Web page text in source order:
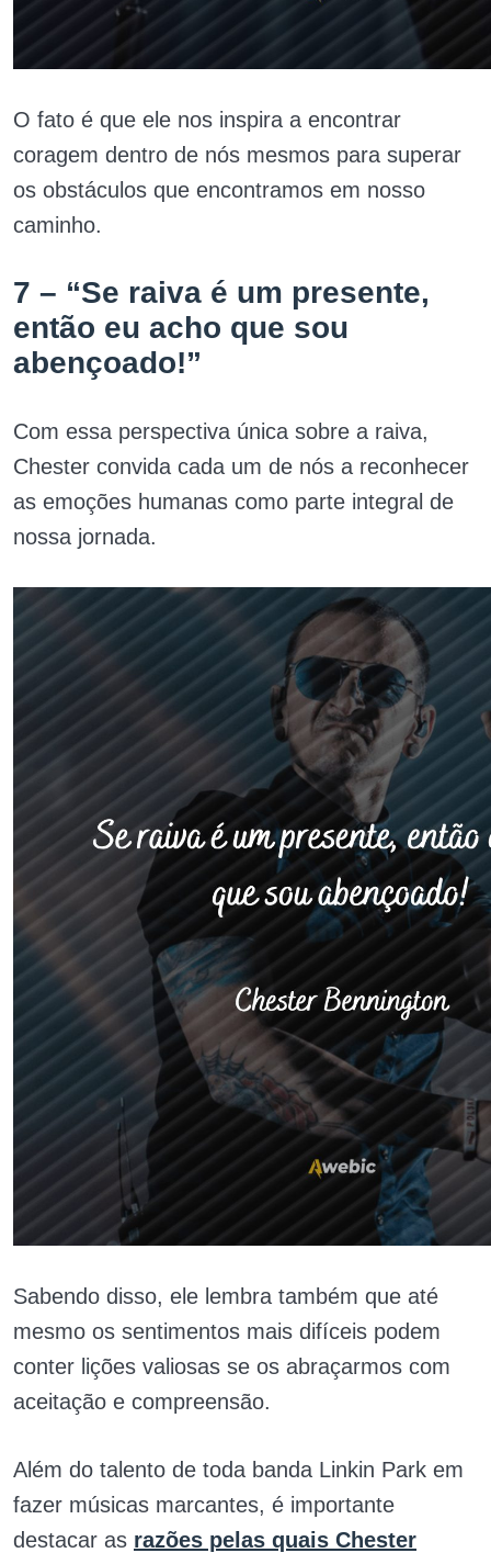
O fato é que ele nos inspira a encontrar
coragem dentro de nós mesmos para superar
os obstáculos que encontramos em nosso
caminho.
7 – “Se raiva é um presente,
então eu acho que sou
abençoado!”
Com essa perspectiva única sobre a raiva,
Chester convida cada um de nós a reconhecer
as emoções humanas como parte integral de
nossa jornada.
Sabendo disso, ele lembra também que até
mesmo os sentimentos mais difíceis podem
conter lições valiosas se os abraçarmos com
aceitação e compreensão.
Além do talento de toda banda Linkin Park em
fazer músicas marcantes, é importante
destacar as razões pelas quais Chester